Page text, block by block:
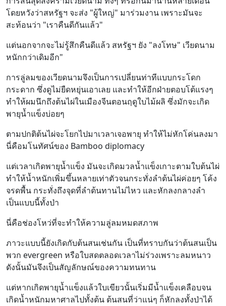
โดยหวังว่าสหรัฐฯ จะส่ง "ผู้ใหญ่" มาร่วมงาน เพราะมันจะ
สะท้อนว่า "เราคืนดีกันแล้ว"
แต่นอกจากจะไม่รู้สึกคืนดีแล้ว สหรัฐฯ ยัง "ลงโทษ" เวียดนาม
หนักกว่าเดิมอีก"
การลู่ลมของเวียดนามจึงเป็นการเปลี่ยนท่าทีแบบกระโดก
กระดาก ซึ่งดูไม่ยืดหยุ่นเอาเลย และทำให้อีกฝ่ายตอบโต้แรงๆ
ทำให้ผมนึกถึงต้นไผ่ในเมืองจีนตอนฤดูใบไม้ผลิ ซึ่งมักจะเกิด
พายุน้ำแข็งบ่อยๆ
ตามปกติต้นไผ่จะโยกไปมาเวลาเจอพายุ ทำให้ไม่หักโค่นลงมา
นี่คือมโนทัศน์ของ Bamboo diplomacy
แต่เวลาเกิดพายุน้ำแข็ง มันจะเกิดมวลน้ำแข็งเกาะตามใบต้นไผ่
ทำให้น้ำหนักเพิ่มขึ้นหลายเท่าตัวจนกระทั่งลำต้นไผ่ค่อยๆ โค้ง
จรดพื้น กระทั่งถึงจุดที่ลำต้นทานไม่ไหว และหักลงกลางลำ
เป็นแบบนี้ทั้งป่า
นี่คือช่องโหว่ที่จะทำให้ความลู่ลมหมดสภาพ
ภาวะแบบนี้ยังเกิดกับต้นสนเช่นกัน เป็นที่ทราบกันว่าต้นสนเป็น
พวก evergreen หรือใบสดตลอดเวลาไม่ร่วงเพราะลมหนาว
ดังนั้นมันจึงเป็นสัญลักษณ์ของความทนทาน
แต่หากเกิดพายุน้ำแข็งแล้วใบเขียวนั้นเริ่มมีน้ำแข็งเคลือบจน
เกิดน้ำหนักมหาศาลไปทั้งต้น ต้นสนที่ว่าแน่ๆ ก็หักลงทั้งป่าได้